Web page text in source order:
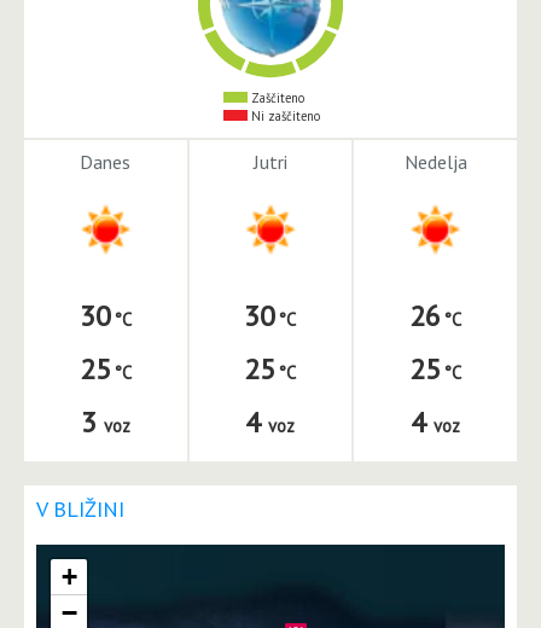
Zaščiteno
Ni zaščiteno
Danes
30
25
3 voz
Jutri
30
25
4 voz
Nedelja
26
25
4 voz
V BLIŽINI
+
−